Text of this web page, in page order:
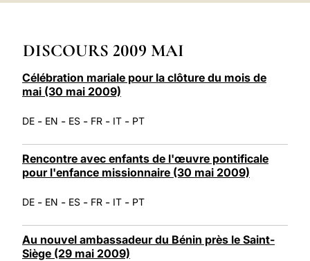
DISCOURS 2009 MAI
Célébration mariale pour la clôture du mois de
mai (30 mai 2009)
DE - EN - ES - FR - IT - PT
Rencontre avec enfants de l'œuvre pontificale
pour l'enfance missionnaire (30 mai 2009)
DE - EN - ES - FR - IT - PT
Au nouvel ambassadeur du Bénin près le Saint-
Siège (29 mai 2009)